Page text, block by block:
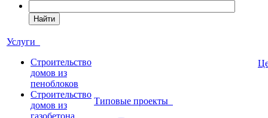
Найти
Услуги
Строительство
домов из
пеноблоков
Строительство
домов из
газобетона
Типовые проекты